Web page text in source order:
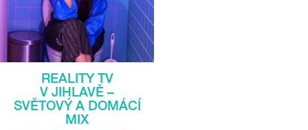
REALITY TV
V JIHLAVĚ –
SVĚTOVÝ A DOMÁCÍ
MIX